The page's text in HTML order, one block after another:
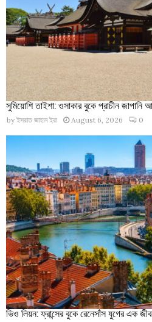
সুমিয়োশি তাইশা: ওসাকার বুকে প্রাচীন জাপানি
by ইসরাত জাহান ইরা August 6, 2026 0
ভিও লিয়ন: ফ্রান্সের বুকে রেনেসাঁস যুগের এক